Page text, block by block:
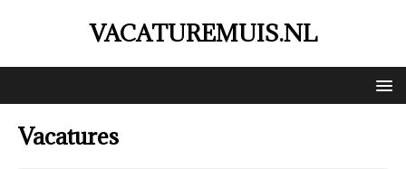
VACATUREMUIS.NL
Vacatures